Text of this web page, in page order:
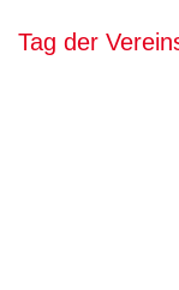
Tag der